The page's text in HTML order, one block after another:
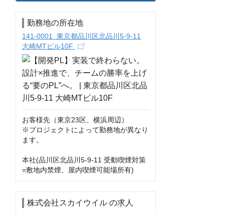
勤務地の所在地
141-0001 東京都品川区北品川5-9-11
大崎MTビル10F
お客様先（東京23区、横浜周辺）
※プロジェクトによって勤務地が異なり
ます。
本社(品川区北品川5-9-11 受動喫煙対策
=敷地内禁煙、屋内喫煙可能場所有)
株式会社スカイウイル の求人